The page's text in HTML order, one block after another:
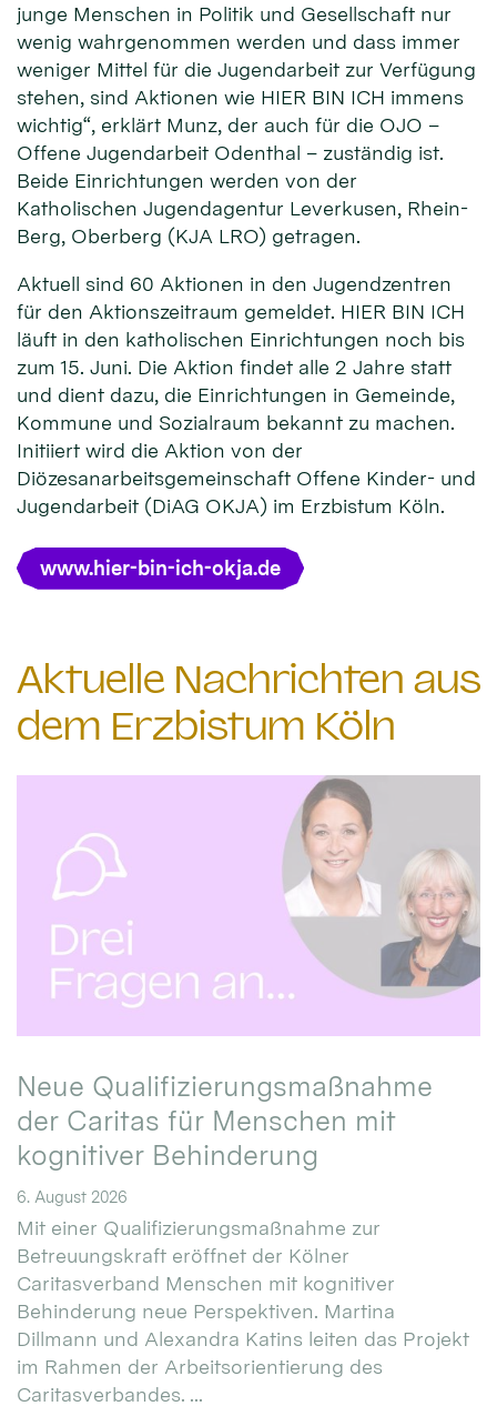
junge Menschen in Politik und Gesellschaft nur
wenig wahrgenommen werden und dass immer
weniger Mittel für die Jugendarbeit zur Verfügung
stehen, sind Aktionen wie HIER BIN ICH immens
wichtig“, erklärt Munz, der auch für die OJO –
Offene Jugendarbeit Odenthal – zuständig ist.
Beide Einrichtungen werden von der
Katholischen Jugendagentur Leverkusen, Rhein-
Berg, Oberberg (KJA LRO) getragen.
Aktuell sind 60 Aktionen in den Jugendzentren
für den Aktionszeitraum gemeldet. HIER BIN ICH
läuft in den katholischen Einrichtungen noch bis
zum 15. Juni. Die Aktion findet alle 2 Jahre statt
und dient dazu, die Einrichtungen in Gemeinde,
Kommune und Sozialraum bekannt zu machen.
Initiiert wird die Aktion von der
Diözesanarbeitsgemeinschaft Offene Kinder- und
Jugendarbeit (DiAG OKJA) im Erzbistum Köln.
www.hier-bin-ich-okja.de
Aktuelle Nachrichten aus
dem Erzbistum Köln
Neue Qualifizierungsmaßnahme
der Caritas für Menschen mit
kognitiver Behinderung
6. August 2026
Mit einer Qualifizierungsmaßnahme zur
Betreuungskraft eröffnet der Kölner
Caritasverband Menschen mit kognitiver
Behinderung neue Perspektiven. Martina
Dillmann und Alexandra Katins leiten das Projekt
im Rahmen der Arbeitsorientierung des
Caritasverbandes. ...